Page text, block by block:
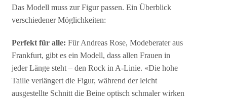
Das Modell muss zur Figur passen. Ein Überblick
verschiedener Möglichkeiten:
Perfekt für alle: Für Andreas Rose, Modeberater aus
Frankfurt, gibt es ein Modell, dass allen Frauen in
jeder Länge steht – den Rock in A-Linie. «Die hohe
Taille verlängert die Figur, während der leicht
ausgestellte Schnitt die Beine optisch schmaler wirken